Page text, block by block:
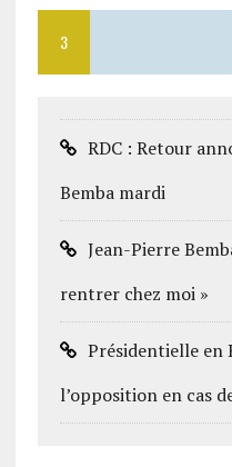
3
RDC : Retour
Bemba mardi
Jean-Pierre
rentrer chez moi »
Présidentielle en
l’opposition en cas